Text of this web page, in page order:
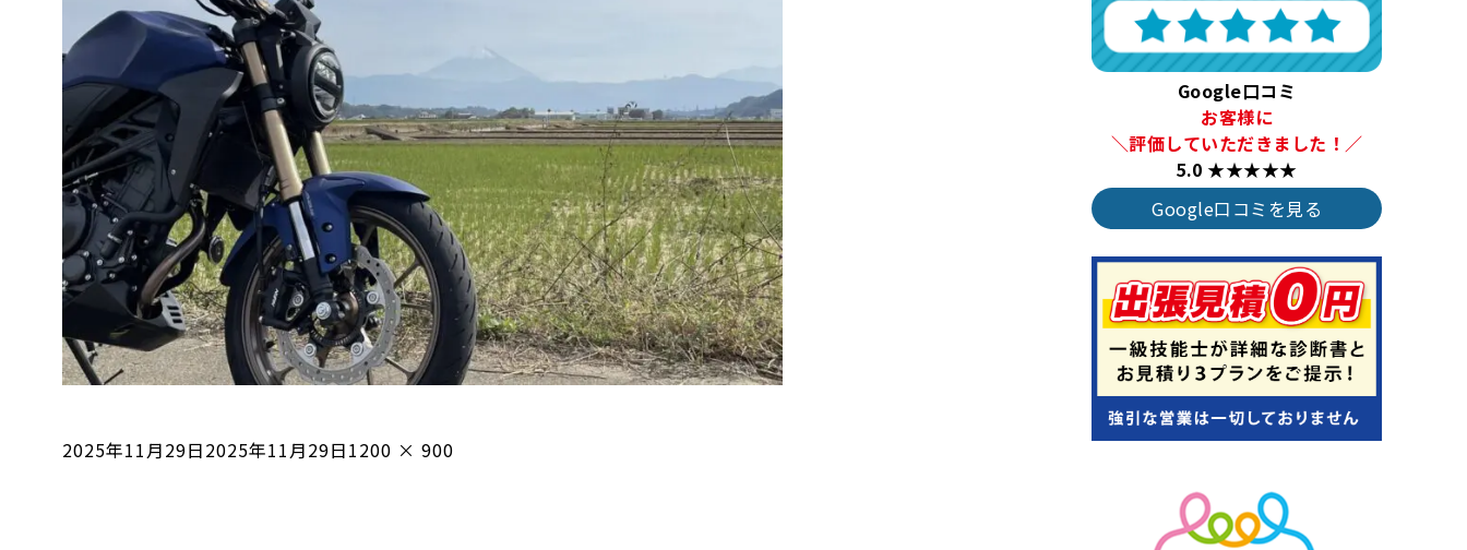
投
2025年11月29日2025年11月29日フ
1200 × 900
Google口コミ
お客様に
＼評価していただきました！／
5.0 ★★★★★
Google口コミを見る